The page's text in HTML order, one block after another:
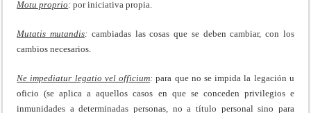
Motu proprio :por iniciativa propia.
Mutatis mutandis: cambiadas las cosas que se deben cambiar, con los
cambios necesarios.
Ne impediatur legatio vel officium:para que no se impida la legación u
oficio (se aplica a aquellos casos en que se conceden privilegios e
inmunidades a determinadas personas, no a título personal sino para